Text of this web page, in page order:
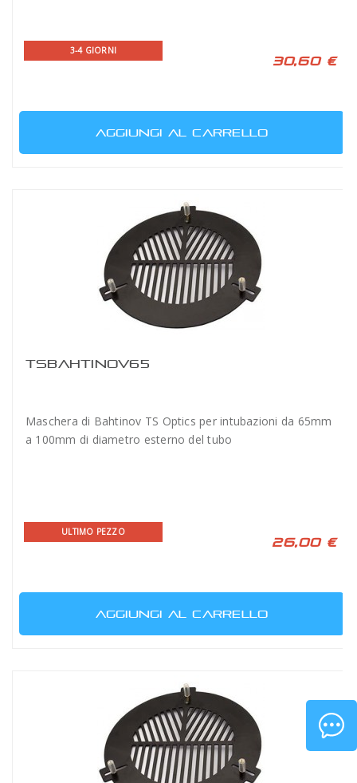
3-4 GIORNI
30,60 €
AGGIUNGI AL CARRELLO
TSBAHTINOV65
Maschera di Bahtinov TS Optics per intubazioni da 65mm
a 100mm di diametro esterno del tubo
ULTIMO PEZZO
26,00 €
AGGIUNGI AL CARRELLO